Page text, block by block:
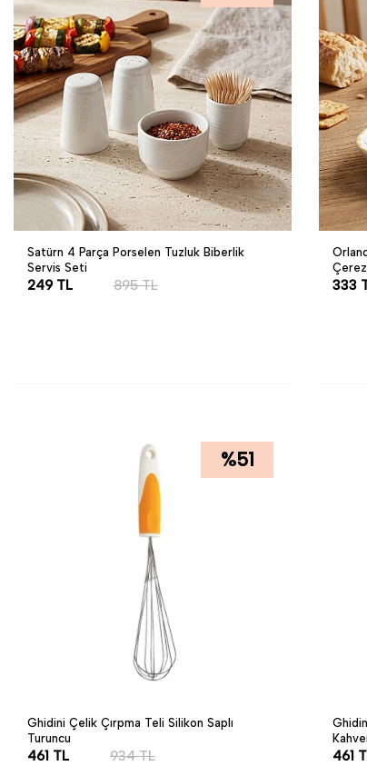
Satürn 4 Parça Porselen Tuzluk Biberlik
Servis Seti
249TL 895TL 333
%51
Ghidini Çelik Çırpma Teli Silikon Saplı
Turuncu
461 TL 934TL 461